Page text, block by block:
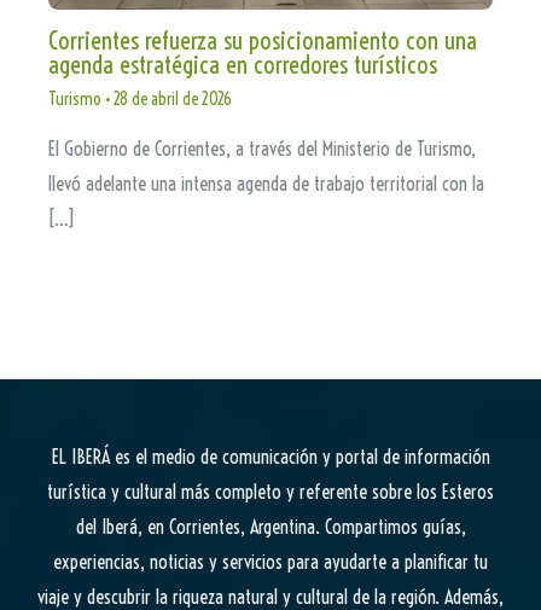
Corrientes refuerza su posicionamiento con una
agenda estratégica en corredores turísticos
Turismo •28 de abril de 2026
El Gobierno de Corrientes, a través del Ministerio de Turismo,
llevó adelante una intensa agenda de trabajo territorial con la
[…]
EL IBERÁes el medio de comunicación y portal de información
turística y cultural más completo y referente sobre los Esteros
del Iberá, en Corrientes, Argentina. Compartimos guías,
experiencias, noticias y servicios para ayudarte a planificar tu
viaje y descubrir la riqueza natural y cultural de la región. Además,